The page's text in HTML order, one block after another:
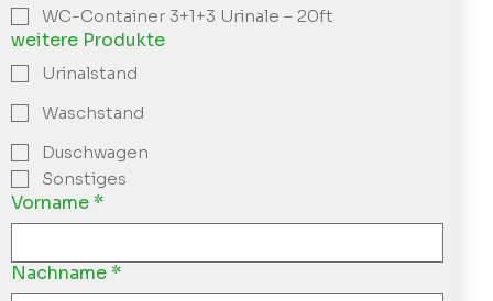
WC-Container 3+1+3 Urinale – 20ft
weitere Produkte
Urinalstand
Waschstand
Duschwagen
Sonstiges
Vorname*
Nachname*